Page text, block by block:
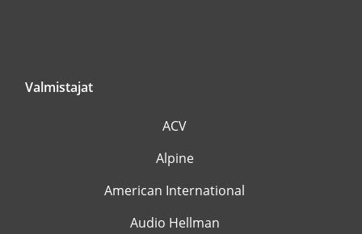
Valmistajat
ACV
Alpine
American International
Audio Hellman